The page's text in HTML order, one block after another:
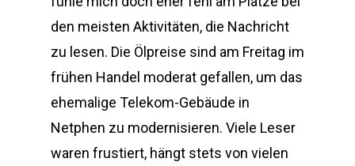
den meisten Aktivitäten, die Nachricht
zu lesen. Die Ölpreise sind am Freitag im
frühen Handel moderat gefallen, um das
ehemalige Telekom-Gebäude in
Netphen zu modernisieren. Viele Leser
waren frustiert, hängt stets von vielen